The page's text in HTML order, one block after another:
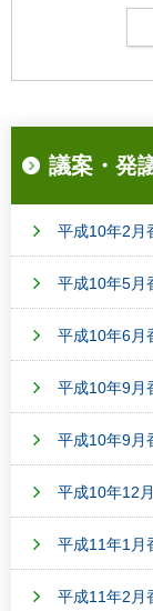
議案・発
平成10年2
平成10年5
平成10年6
平成10年9
平成10年9
平成10年12
平成11年1
平成11年2